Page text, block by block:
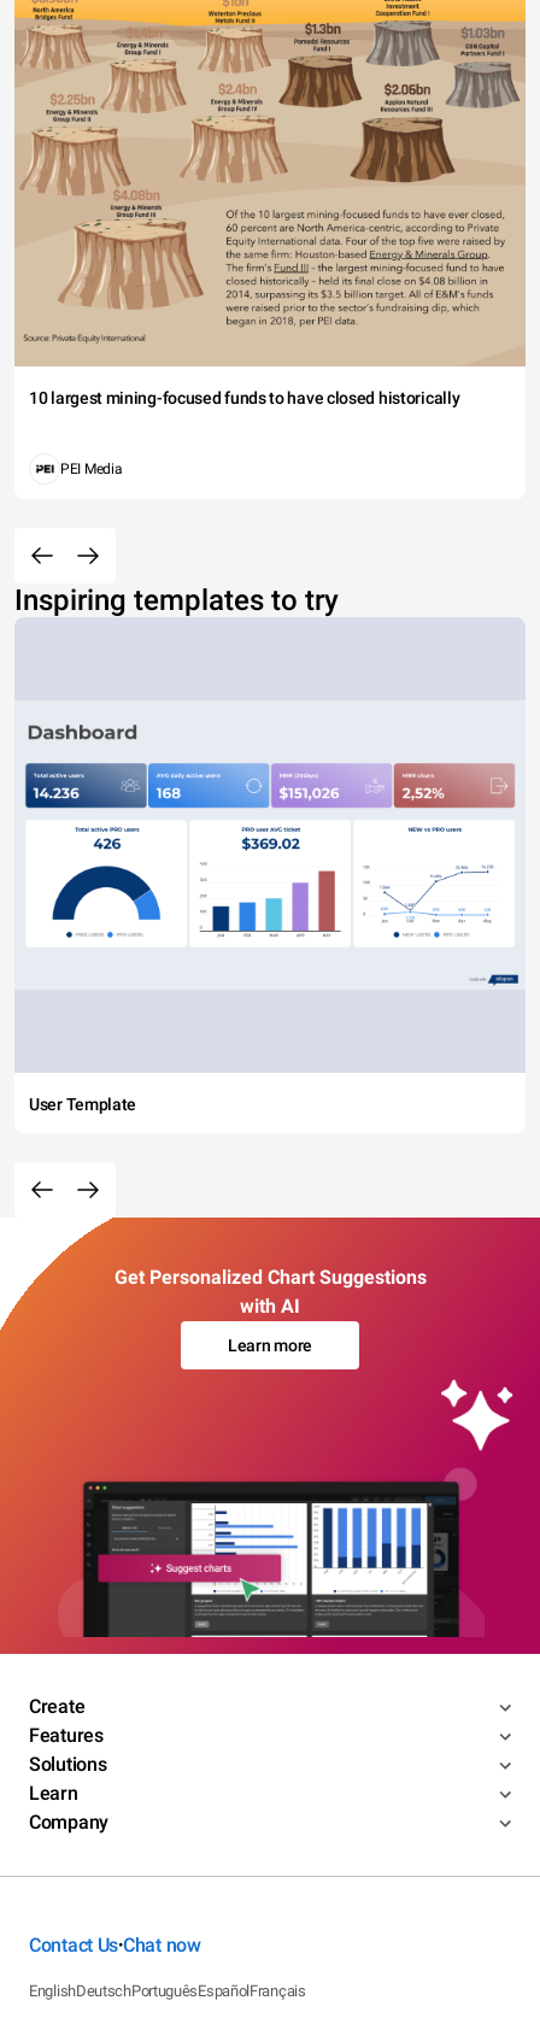
10 largest mining-focused funds to have closed historically
PEI Media
Inspiring templates to try
User Template
Get Personalized Chart Suggestions
with AI
Learn more
Create
Features
Solutions
Learn
Company
Contact Us•Chat now
EnglishDeutschPortuguêsEspañolFrançais